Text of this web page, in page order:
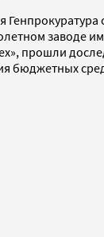
заводе
прошли
бюджетных